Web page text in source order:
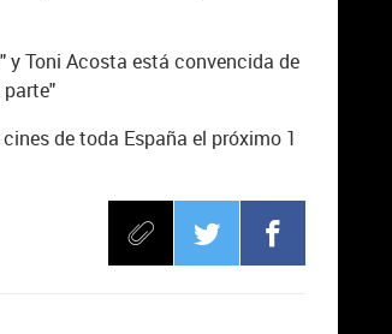
y Toni Acosta está convencida de
de toda España el próximo 1